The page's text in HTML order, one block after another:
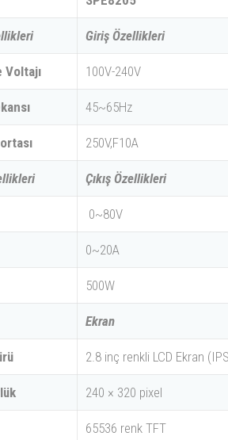
Giriş Özellikleri
Voltajı 100V-240V
45~65Hz
250V,F10A
Çıkış Özellikleri
0~80V
0~20A
500W
Ekran
2.8 inç renkli LCD Ekran
240 × 320 pixel
65536 renk TFT